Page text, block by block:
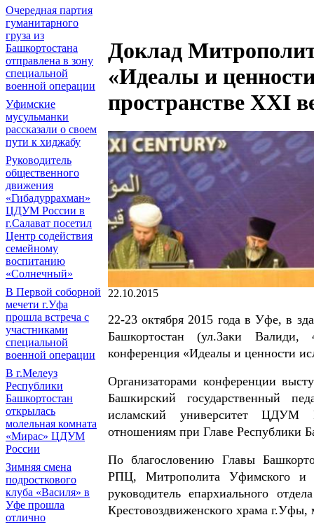
Очередная партия
гуманитарного
груза из
Башкортостана
отправлена в зону
специальной
военной операции
Уфимские
мусульманки
рассказали о своем
пути к хиджабу
Руководитель
общественного
движения
«Гибадуррахман»
ЦДУМ России в
г.Салават посетил
Центр содействия
семейному
воспитанию
«Солнечный»
В Первой соборной
мечети г.Уфа
прошла встреча с
участниками
специальной
военной операции
В г.Мелеуз
Республики
Башкортостан
открылась
молельная комната
«Мирас» ЦДУМ
России
Зимняя смена
подросткового
клуба «Василя» в
Уфе прошла
отлично
Доклад
«Идеалы и
пространстве XXI
22.10.2015
22-23 октября 2015 года в Уфе, в
Башкортостан (ул.Заки Валиди,
конференция «Идеалы и ценности
Организаторами конференции
Башкирский государственный
исламский университет ЦДУМ
отношениям при Главе Республики
По благословению Главы
РПЦ, Митрополита Уфимского и
руководитель епархиального
Крестовоздвиженского храма